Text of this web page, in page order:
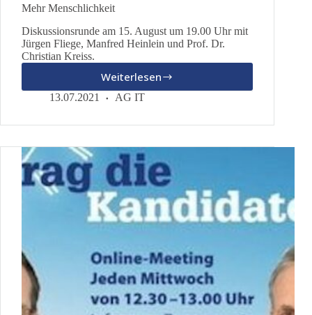
Mehr Menschlichkeit
Diskussionsrunde am 15. August um 19.00 Uhr mit
Jürgen Fliege, Manfred Heinlein und Prof. Dr.
Christian Kreiss.
Weiterlesen
Mehr
Menschlichkeit
13.07.2021 AG IT